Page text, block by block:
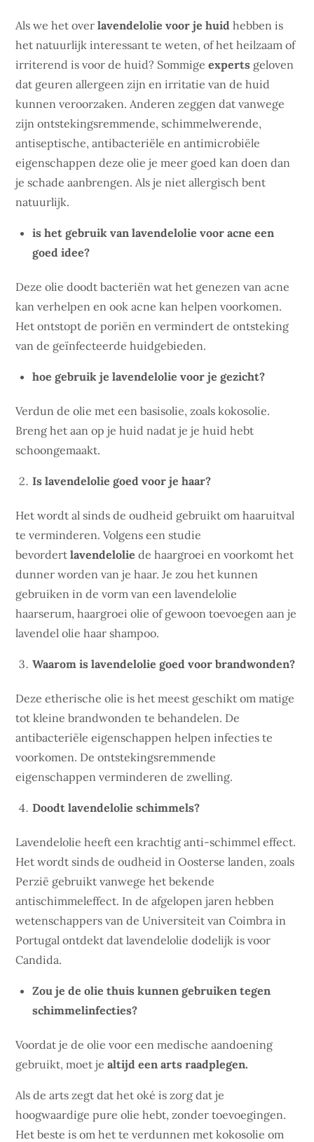
Als we het overlavendelolie voor je huid hebben is
het natuurlijk interessant te weten, of het heilzaam of
irriterend is voor de huid? Sommigeexperts geloven
dat geuren allergeen zijn en irritatie van de huid
kunnen veroorzaken. Anderen zeggen dat vanwege
zijn ontstekingsremmende, schimmelwerende,
antiseptische, antibacteriële en antimicrobiële
eigenschappen deze olie je meer goed kan doen dan
je schade aanbrengen. Als je niet allergisch bent
natuurlijk.
is het gebruik van lavendelolie voor acne een
goed idee?
Deze olie doodt bacteriën wat het genezen van acne
kan verhelpen en ook acne kan helpen voorkomen.
Het ontstopt de poriën en vermindert de ontsteking
van de geïnfecteerde huidgebieden.
hoe gebruik je lavendelolie voor je gezicht?
Verdun de olie met een basisolie, zoals kokosolie.
Breng het aan op je huid nadat je je huid hebt
schoongemaakt.
Is lavendelolie goed voor je haar?
Het wordt al sinds de oudheid gebruikt om haaruitval
te verminderen. Volgens een studie
bevordertlavendelolie de haargroei en voorkomt het
dunner worden van je haar. Je zou het kunnen
gebruiken in de vorm van een lavendelolie
haarserum, haargroei olie of gewoon toevoegen aan je
lavendel olie haar shampoo.
Waarom is lavendelolie goed voor brandwonden?
Deze etherische olie is het meest geschikt om matige
tot kleine brandwonden te behandelen. De
antibacteriële eigenschappen helpen infecties te
voorkomen. De ontstekingsremmende
eigenschappen verminderen de zwelling.
Doodt lavendelolie schimmels?
Lavendelolie heeft een krachtig anti-schimmel effect.
Het wordt sinds de oudheid in Oosterse landen, zoals
Perzië gebruikt vanwege het bekende
antischimmeleffect. In de afgelopen jaren hebben
wetenschappers van de Universiteit van Coimbra in
Portugal ontdekt dat lavendelolie dodelijk is voor
Candida.
Zou je de olie thuis kunnen gebruiken tegen
schimmelinfecties?
Voordat je de olie voor een medische aandoening
gebruikt, moet jealtijd een arts raadplegen.
Als de arts zegt dat het oké is zorg dat je
hoogwaardige pure olie hebt, zonder toevoegingen.
Het beste is om het te verdunnen met kokosolie om